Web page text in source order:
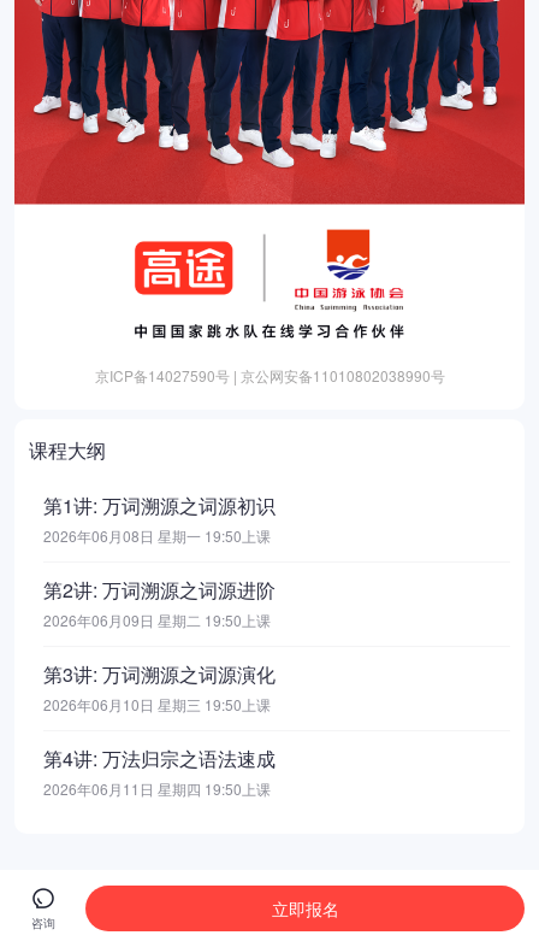
京ICP备14027590号 | 京公网安备11010802038990号
课程大纲
第1讲: 万词溯源之词源初识
2026年06月08日 星期一 19:50上课
第2讲: 万词溯源之词源进阶
2026年06月09日 星期二 19:50上课
第3讲: 万词溯源之词源演化
2026年06月10日 星期三 19:50上课
第4讲: 万法归宗之语法速成
2026年06月11日 星期四 19:50上课
咨询
立即报名